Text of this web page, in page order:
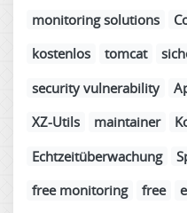
monitoring solutions
kostenlos
tomcat
security vulnerability
XZ-Utils
maintainer
Echtzeitüberwachung
free monitoring
free